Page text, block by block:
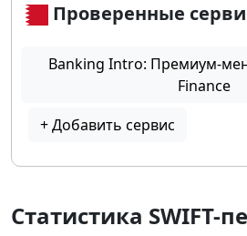
Проверенные
Banking Intro: Премиум-
Finance
+ Добавить сервис
Статистика SWIFT-